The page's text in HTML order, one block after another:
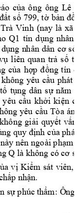
của ông ông Lê
đất số 799, tờ bản đồ
Trà Vinh (nay là xã
Q1 tín dụng nhân
dụng nhân dân cơ sở
liên quan trả số
của hợp đồng tín d
không yêu cầu phát
tố tụng dân sự năm
yêu cầu khởi kiện c
yêu cầu Tòa án
không giải quyết vấn
quy định của pháp
này nên ngoài phạm
Q là không có cơ sở
vị Kiểm sát viên,
nhận.
sự phúc thẩm: Ông